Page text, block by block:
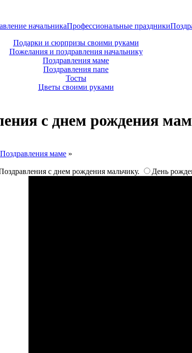
начальникаПрофессиональные праздники
Подарки и сюрпризы своими руками
Пожелания и поздравления начальнику
Поздравления маме
Поздравления папе
Тосты
Цветы своими руками
с днем рождения
Поздравления маме »
с днем рождения мальчику. День